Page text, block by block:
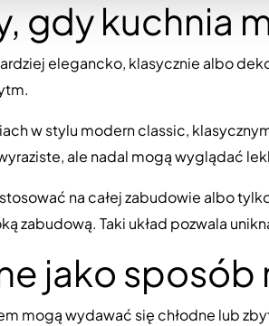
gdy kuchnia
elegancko, klasycznie albo
w stylu modern classic,
ale nadal mogą wyglądać
na całej zabudowie albo
zabudową. Taki układ pozwala
jako
mogą wydawać się chłodne lub